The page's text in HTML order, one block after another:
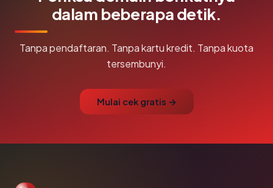
dalam beberapa detik.
Tanpa pendaftaran. Tanpa kartu kredit. Tanpa kuota
tersembunyi.
Mulai cek gratis →